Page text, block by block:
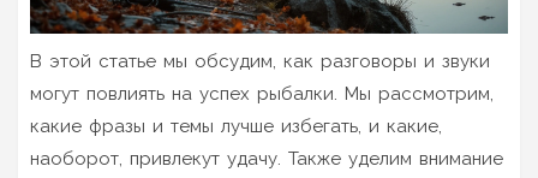
В этой статье мы обсудим, как разговоры и звуки
могут повлиять на успех рыбалки. Мы рассмотрим,
какие фразы и темы лучше избегать, и какие,
наоборот, привлекут удачу. Также уделим внимание